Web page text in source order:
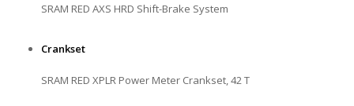
SRAM RED AXS HRD Shift-Brake System
Crankset
SRAM RED XPLR Power Meter Crankset, 42 T